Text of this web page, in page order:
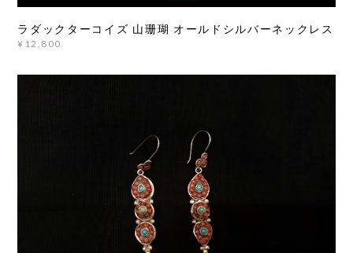
ラダックターコイズ 山珊瑚 オールドシルバーネックレス
¥12,800